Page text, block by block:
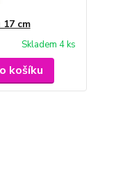
cm
Skladem 4 ks
košíku